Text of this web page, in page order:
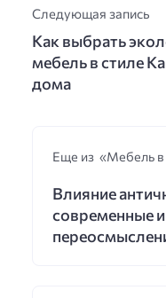
Следующая запись
Как выбрать
мебель в стиле
дома
Еще из «Мебель в
Влияние
современные